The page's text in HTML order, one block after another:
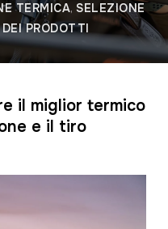
TERMICA,SELEZIONE
PRODOTTI
il miglior termico
e il tiro